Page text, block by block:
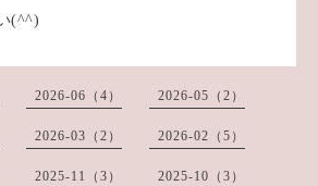
(^^)
2026-06（4） 2026-05（2）
2026-03（2） 2026-02（5）
2025-11（3） 2025-10（3）